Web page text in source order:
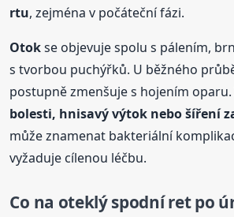
rtu, zejména v počáteční fázi.
Otokse objevuje spolu s pálením,
s tvorbou puchýřků. U běžného
postupně zmenšuje s hojením
bolesti, hnisavý výtok nebo šíření
může znamenat bakteriální
vyžaduje cílenou léčbu.
Co na oteklý spodní ret po